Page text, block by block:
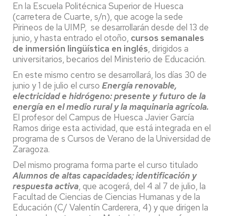
En la Escuela Politécnica Superior de Huesca
(carretera de Cuarte, s/n), que acoge la sede
Pirineos de la UIMP, se desarrollarán desde del 13 de
junio, y hasta entrado el otoño, cursos semanales
de inmersión lingüística en inglés, dirigidos a
universitarios, becarios del Ministerio de Educación.
En este mismo centro se desarrollará, los días 30 de
junio y 1 de julio el curso Energía renovable,
electricidad e hidrógeno: presente y futuro de la
energía en el medio rural y la maquinaria agrícola.
El profesor del Campus de Huesca Javier García
Ramos dirige esta actividad, que está integrada en el
programa de s Cursos de Verano de la Universidad de
Zaragoza.
Del mismo programa forma parte el curso titulado
Alumnos de altas capacidades; identificación y
respuesta activa, que acogerá, del 4 al 7 de julio, la
Facultad de Ciencias de Ciencias Humanas y de la
Educación (C/ Valentín Carderera, 4) y que dirigen la